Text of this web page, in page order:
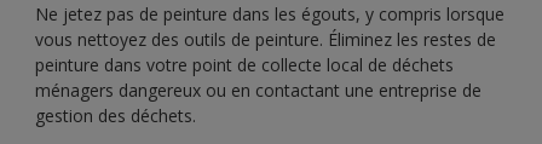
Ne jetez pas de peinture dans les égouts, y compris lorsque
vous nettoyez des outils de peinture. Éliminez les restes de
peinture dans votre point de collecte local de déchets
ménagers dangereux ou en contactant une entreprise de
gestion des déchets.